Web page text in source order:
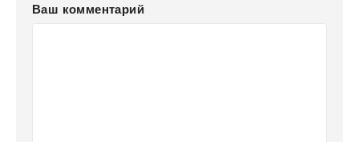
Ваш комментарий